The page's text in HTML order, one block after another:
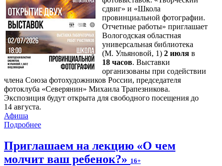
сдвиг» и «Школа
провинциальной фотографии.
Отчетные работы» приглашает
Вологодская областная
универсальная библиотека
(М. Ульяновой, 1) 2 июля в
18 часов. Выставки
организованы при содействии
члена Союза фотохудожников России, председателя
фотоклуба «Северянин» Михаила Трапезникова.
Экспозиция будут открыта для свободного посещения до
14 августа.
Афиша
Подробнее
Приглашаем на лекцию «О чем
молчит ваш ребенок?» 16+